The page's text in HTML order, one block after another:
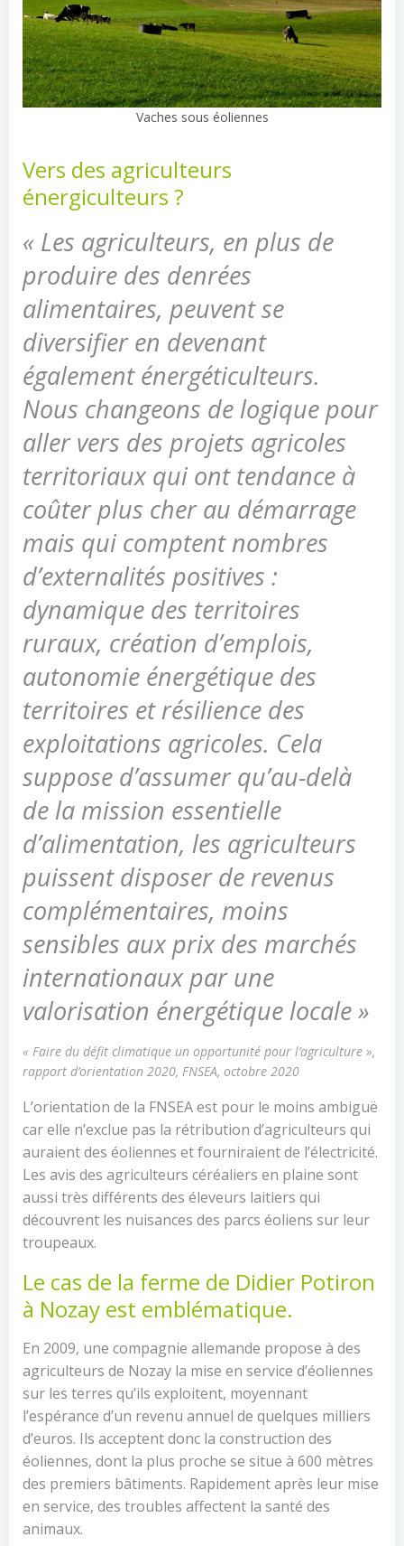
Vaches sous éoliennes
Vers des agriculteurs
énergiculteurs ?
« Les agriculteurs, en plus de
produire des denrées
alimentaires, peuvent se
diversifier en devenant
également énergéticulteurs.
Nous changeons de logique pour
aller vers des projets agricoles
territoriaux qui ont tendance à
coûter plus cher au démarrage
mais qui comptent nombres
d’externalités positives :
dynamique des territoires
ruraux, création d’emplois,
autonomie énergétique des
territoires et résilience des
exploitations agricoles. Cela
suppose d’assumer qu’au-delà
de la mission essentielle
d’alimentation, les agriculteurs
puissent disposer de revenus
complémentaires, moins
sensibles aux prix des marchés
internationaux par une
valorisation énergétique locale »
« Faire du défit climatique un opportunité pour l’agriculture »,
rapport d’orientation 2020, FNSEA, octobre 2020
L’orientation de la FNSEA est pour le moins ambiguë
car elle n’exclue pas la rétribution d’agriculteurs qui
auraient des éoliennes et fourniraient de l’électricité.
Les avis des agriculteurs céréaliers en plaine sont
aussi très différents des éleveurs laitiers qui
découvrent les nuisances des parcs éoliens sur leur
troupeaux.
Le cas de la ferme de Didier Potiron
à Nozay est emblématique.
En 2009, une compagnie allemande propose à des
agriculteurs de Nozay la mise en service d’éoliennes
sur les terres qu’ils exploitent, moyennant
l’espérance d’un revenu annuel de quelques milliers
d’euros. Ils acceptent donc la construction des
éoliennes, dont la plus proche se situe à 600 mètres
des premiers bâtiments. Rapidement après leur mise
en service, des troubles affectent la santé des
animaux.